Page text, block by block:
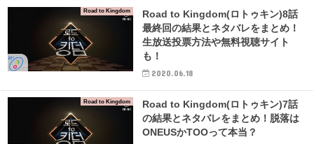
Road to Kingdom
Road to Kingdom(ロトゥキン)8話
最終回の結果とネタバレをまとめ！
生放送投票方法や無料視聴サイト
も！
2020.06.18
Road to Kingdom
Road to Kingdom(ロトゥキン)7話
の結果とネタバレをまとめ！脱落は
ONEUSかTOOって本当？